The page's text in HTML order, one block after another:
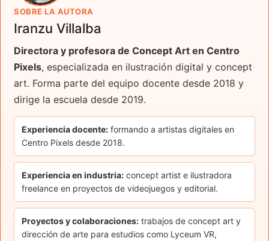
SOBRE LA AUTORA
Iranzu Villalba
Directora y profesora de Concept Art en Centro
Pixels, especializada en ilustración digital y concept
art. Forma parte del equipo docente desde 2018 y
dirige la escuela desde 2019.
Experiencia docente: formando a artistas digitales en
Centro Pixels desde 2018.
Experiencia en industria: concept artist e ilustradora
freelance en proyectos de videojuegos y editorial.
Proyectos y colaboraciones: trabajos de concept art y
dirección de arte para estudios como Lyceum VR,